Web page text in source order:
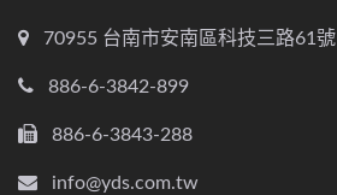
70955 台南市安南區科技三路61號
886-6-3842-899
886-6-3843-288
info@yds.com.tw